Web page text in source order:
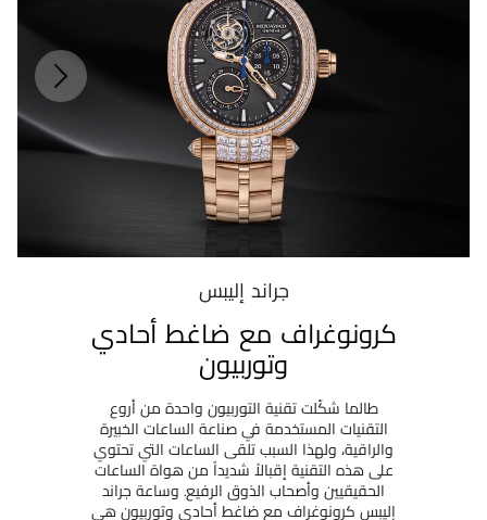
جراند إليبس
كرونوغراف مع ضاغط أحادي
وتوربيون
طالما شكّلت تقنية التوربيون واحدة من أروع
التقنيات المستخدمة في صناعة الساعات الخبيرة
والراقية، ولهذا السبب تلقى الساعات التي تحتوي
على هذه التقنية إقبالاً شديداً من هواة الساعات
الحقيقيين وأصحاب الذوق الرفيع. وساعة جراند
إليبس كرونوغراف مع ضاغط أحادي وتوربيون هي